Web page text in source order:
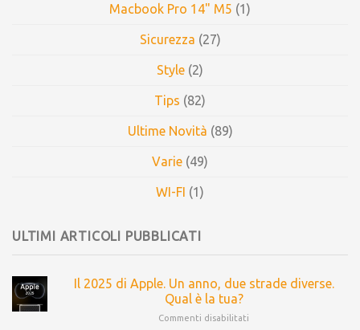
Macbook Pro 14" M5 (1)
Sicurezza (27)
Style (2)
Tips (82)
Ultime Novità (89)
Varie (49)
WI-FI (1)
ULTIMI ARTICOLI PUBBLICATI
Il 2025 di Apple. Un anno, due strade diverse.
Qual è la tua?
Commenti disabilitati